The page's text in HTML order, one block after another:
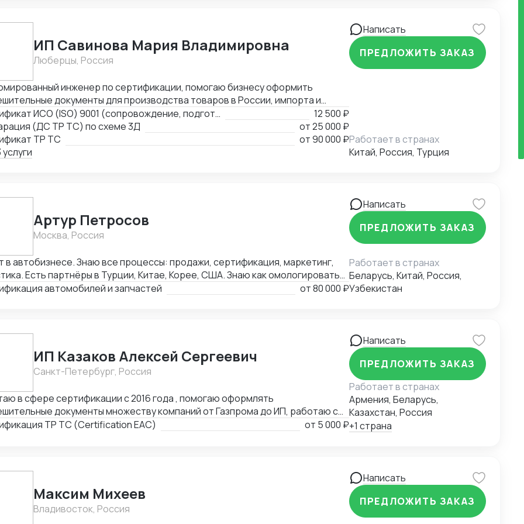
ИП Савинова Мария Владимировна
Люберцы, Россия
инженер по сертификации, помогаю бизнесу оформить
документы для производства товаров в России, импорта и
на территории РФ, через магазины и маркетплейсы.
Сертификат ИСО (ISO) 9001 (сопровождение, подготовка документов)
12 500 ₽
(ДС ТР ТС) по схеме 3Д
от25 000 ₽
ТР ТС
от90 000 ₽
Написать
ПРЕДЛОЖИТЬ ЗАКАЗ
Работает в странах
Китай, Россия, Турция
Артур Петросов
Москва, Россия
в автобизнесе. Знаю все процессы: продажи, сертификация, маркетинг,
Есть партнёры в Турции, Китае, Корее, США. Знаю как омологировать
в 18ти странах мира.
автомобилей и запчастей от80 000 ₽
Написать
ПРЕДЛОЖИТЬ ЗАКАЗ
Работает в странах
Беларусь, Китай, Россия,
Узбекистан
ИП Казаков Алексей Сергеевич
Санкт-Петербург, Россия
в сфере сертификации с 2016 года , помогаю оформлять
документы множеству компаний от Газпрома до ИП, работаю с
брокерами
ТР ТС (Certification EAC) от 5 000 ₽
Написать
ПРЕДЛОЖИТЬ ЗАКАЗ
Работает в странах
Армения, Беларусь,
Казахстан, Россия
+1 страна
Максим Михеев
Владивосток, Россия
Написать
ПРЕДЛОЖИТЬ ЗАКАЗ